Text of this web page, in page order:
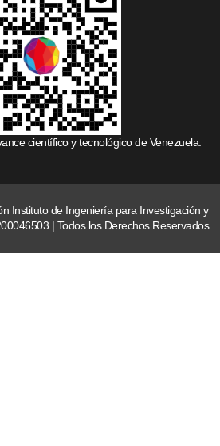
científico y tecnológico de Venezuela.
Instituto de Ingeniería para Investigación y
| Todos los Derechos Reservados